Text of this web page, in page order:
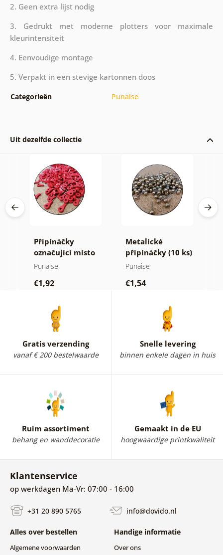
2. Geen extra lijst nodig
3. Gedrukt met moderne plotters voor maximale
kleurintensiteit
4. Eenvoudige montage
5. Verpakt in een stevige kartonnen doos
Categorieën Punaise
Uit dezelfde collectie
Připínáčky
označující místo
(10 ks)
Punaise
€1,92
Metalické
připínáčky (10 ks)
Punaise
€1,54
Gratis verzending
vanaf € 200 bestelwaarde
Snelle levering
binnen enkele dagen in huis
Ruim assortiment
behang en wanddecoratie
Gemaakt in de EU
hoogwaardige printkwaliteit
Klantenservice
op werkdagen Ma-Vr: 07:00 - 16:00
+31 20 890 5765 info@dovido.nl
Alles over bestellen
Algemene voorwaarden
Handige informatie
Over ons